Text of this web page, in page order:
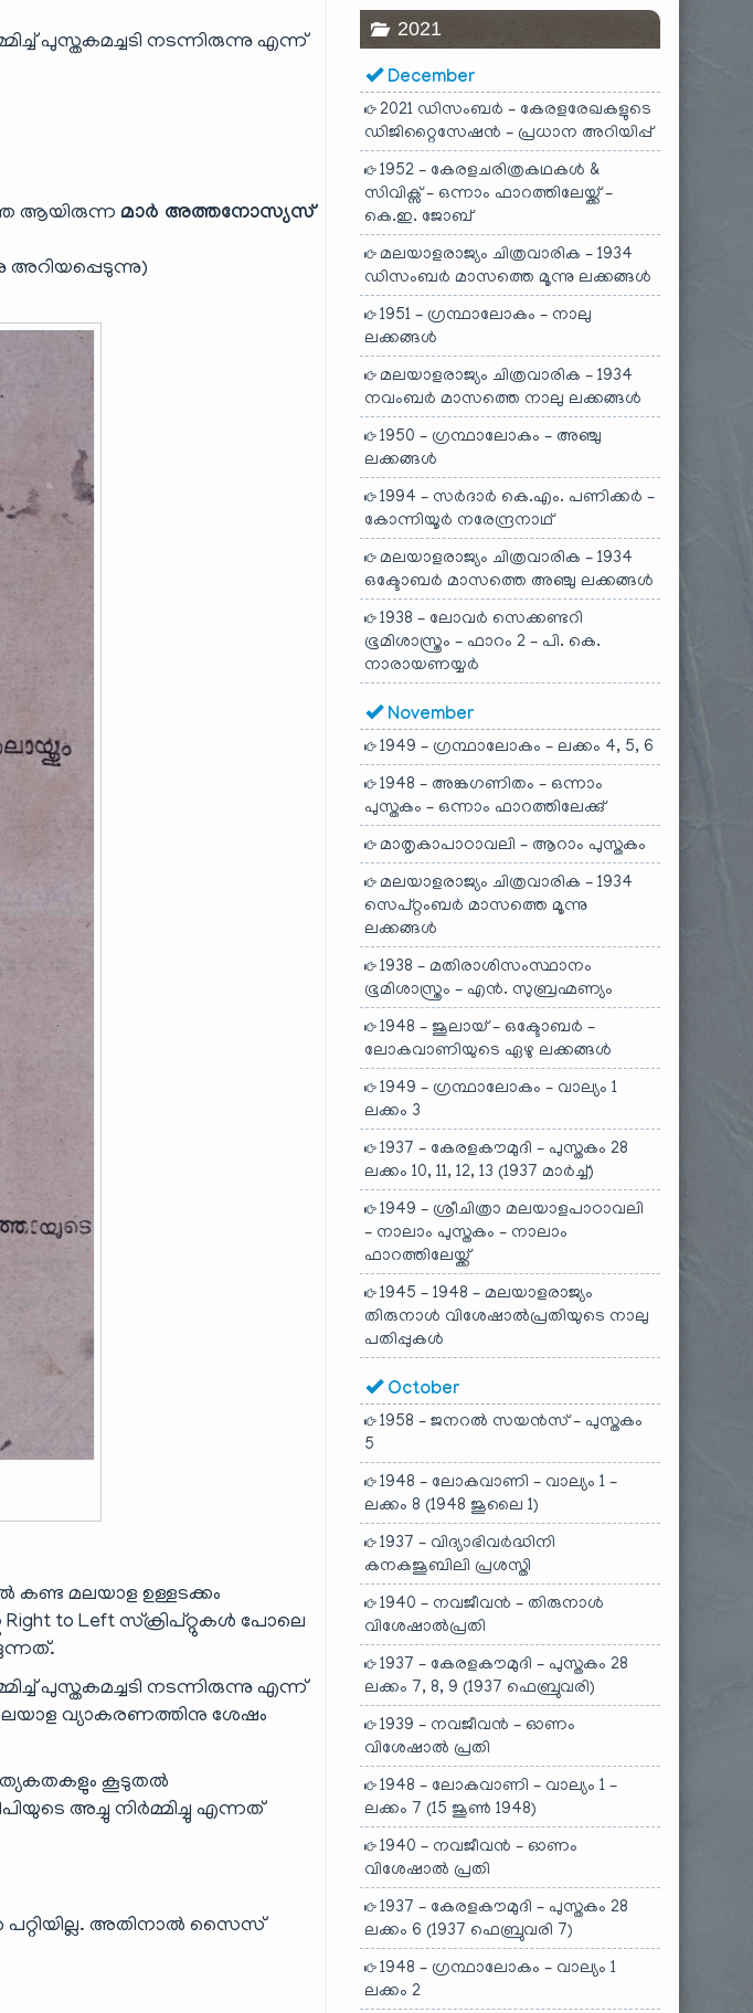
പുസ്തകമച്ചടി നടന്നിരുന്നു എന്ന്
ആയിരുന്ന മാർ അത്തനോസ്യസ്
മലയാള ഉള്ളടക്കം
Right to Left സ്ക്രിപ്റ്റുകൾ പോലെ
പുസ്തകമച്ചടി നടന്നിരുന്നു എന്ന്
വ്യാകരണത്തിനു ശേഷം
കൂടുതൽ
അച്ചു നിർമ്മിച്ചു എന്നത്
അതിനാൽ സൈസ്
2021
December
2021 ഡിസംബർ – കേരളരേഖകളുടെ
ഡിജിറ്റൈസേഷൻ – പ്രധാന അറിയിപ്പ്
1952 – കേരളചരിത്രകഥകൾ &
സിവിക്സ് – ഒന്നാം ഫാറത്തിലേയ്ക്ക് –
കെ.ഇ. ജോബ്
മലയാളരാജ്യം ചിത്രവാരിക – 1934
ഡിസംബർ മാസത്തെ മൂന്നു ലക്കങ്ങൾ
1951 – ഗ്രന്ഥാലോകം – നാലു
ലക്കങ്ങൾ
മലയാളരാജ്യം ചിത്രവാരിക – 1934
നവംബർ മാസത്തെ നാലു ലക്കങ്ങൾ
1950 – ഗ്രന്ഥാലോകം – അഞ്ചു
ലക്കങ്ങൾ
1994 – സർദാർ കെ.എം. പണിക്കർ –
കോന്നിയൂർ നരേന്ദ്രനാഥ്
മലയാളരാജ്യം ചിത്രവാരിക – 1934
ഒക്ടോബർ മാസത്തെ അഞ്ചു ലക്കങ്ങൾ
1938 – ലോവർ സെക്കണ്ടറി
ഭൂമിശാസ്ത്രം – ഫാറം 2 – പി. കെ.
നാരായണയ്യർ
November
1949 – ഗ്രന്ഥാലോകം – ലക്കം 4, 5, 6
1948 – അങ്കഗണിതം – ഒന്നാം
പുസ്തകം – ഒന്നാം ഫാറത്തിലേക്കു്
മാതൃകാപാഠാവലി – ആറാം പുസ്തകം
മലയാളരാജ്യം ചിത്രവാരിക – 1934
സെപ്റ്റംബർ മാസത്തെ മൂന്നു
ലക്കങ്ങൾ
1938 – മതിരാശിസംസ്ഥാനം
ഭൂമിശാസ്ത്രം – എൻ. സുബ്രഹ്മണ്യം
1948 – ജൂലായ് – ഒക്ടോബർ –
ലോകവാണിയുടെ ഏഴു ലക്കങ്ങൾ
1949 – ഗ്രന്ഥാലോകം – വാല്യം 1
ലക്കം 3
1937 – കേരളകൗമുദി – പുസ്തകം 28
ലക്കം 10, 11, 12, 13 (1937 മാർച്ച്)
1949 – ശ്രീചിത്രാ മലയാളപാഠാവലി
– നാലാം പുസ്തകം – നാലാം
ഫാറത്തിലേയ്ക്ക്
1945 – 1948 – മലയാളരാജ്യം
തിരുനാൾ വിശേഷാൽപ്രതിയുടെ നാലു
പതിപ്പുകൾ
October
1958 – ജനറൽ സയൻസ് – പുസ്തകം
5
1948 – ലോകവാണി – വാല്യം 1 –
ലക്കം 8 (1948 ജൂലൈ 1)
1937 – വിദ്യാഭിവർദ്ധിനി
കനകജൂബിലി പ്രശസ്തി
1940 – നവജീവൻ – തിരുനാൾ
വിശേഷാൽപ്രതി
1937 – കേരളകൗമുദി – പുസ്തകം 28
ലക്കം 7, 8, 9 (1937 ഫെബ്രുവരി)
1939 – നവജീവൻ – ഓണം
വിശേഷാൽ പ്രതി
1948 – ലോകവാണി – വാല്യം 1 –
ലക്കം 7 (15 ജൂൺ 1948)
1940 – നവജീവൻ – ഓണം
വിശേഷാൽ പ്രതി
1937 – കേരളകൗമുദി – പുസ്തകം 28
ലക്കം 6 (1937 ഫെബ്രുവരി 7)
1948 – ഗ്രന്ഥാലോകം – വാല്യം 1
ലക്കം 2